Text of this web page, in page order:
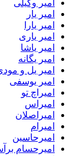
امیر وکیلی
امیر یار
امیر یارا
امیر یاری
امیر یاشا
امیر یگانه
امیر یل و
امیر یوسفی
امیراچ تو
امیراس
امیراصلان
امیرام
امیرحاسین
امیرحسام